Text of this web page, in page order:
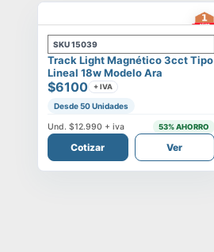
SKU15039
Track Light Magnético 3cct Tipo
Lineal 18w Modelo Ara
$6100 + IVA
Desde 50 Unidades
Und.$12.990 + iva 53% AHORRO
Cotizar Ver